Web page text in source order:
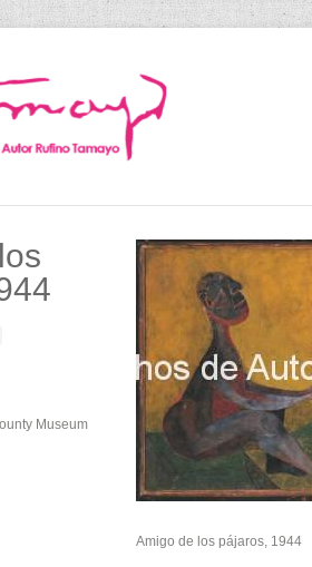
Museum
Amigo de los pájaros, 1944